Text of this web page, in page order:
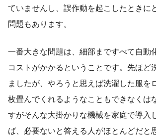
ていませんし、誤作動を起こしたときに
問題もあります。
一番大きな問題は、細部まですべて自動
コストがかかるということです。先ほど
ましたが、やろうと思えば洗濯した服を
枚畳んでくれるようなこともできなくは
すがそんな大掛かりな機械を家庭で導入
ば、必要ないと答える人がほとんどだと